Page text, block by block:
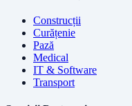
Construcții
Curățenie
Pază
Medical
IT & Software
Transport